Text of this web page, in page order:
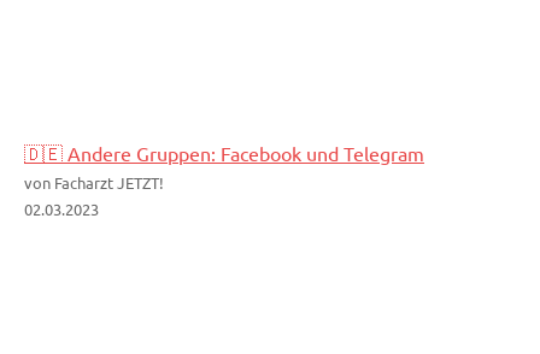
🇩🇪 Andere Gruppen: Facebook und Telegram
von Facharzt JETZT!
02.03.2023